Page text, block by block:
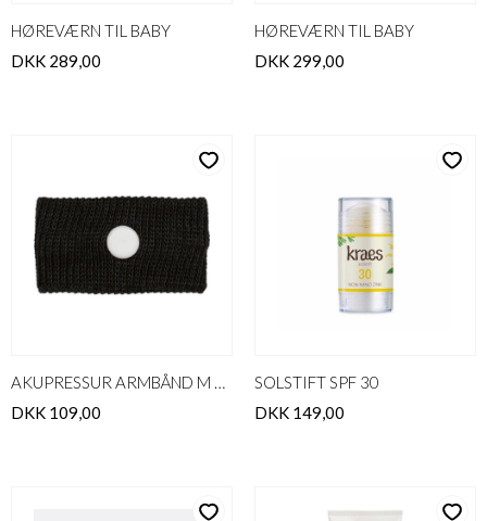
HØREVÆRN TIL BABY
DKK 289,00
HØREVÆRN TIL BABY
DKK 299,00
AKUPRESSUR ARMBÅND M KVALME
DKK 109,00
SOLSTIFT SPF 30
DKK 149,00